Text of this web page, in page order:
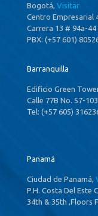
Bogotá, Visitar
Centro Empresarial
Carrera 13 # 94a-44
PBX: (+57 601)
Barranquilla
Edificio Green
Calle 77B No. 57-
Tel: (+57 605)
Panamá
Ciudad de Panamá,
P.H. Costa Del Este
34th & 35th ,Floors